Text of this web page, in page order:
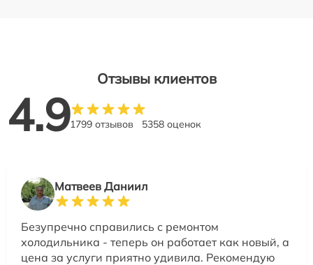
Отзывы клиентов
4.91799 отзывов 5358 оценок
Матвеев Даниил
Безупречно справились с ремонтом
холодильника - теперь он работает как новый, а
цена за услуги приятно удивила. Рекомендую